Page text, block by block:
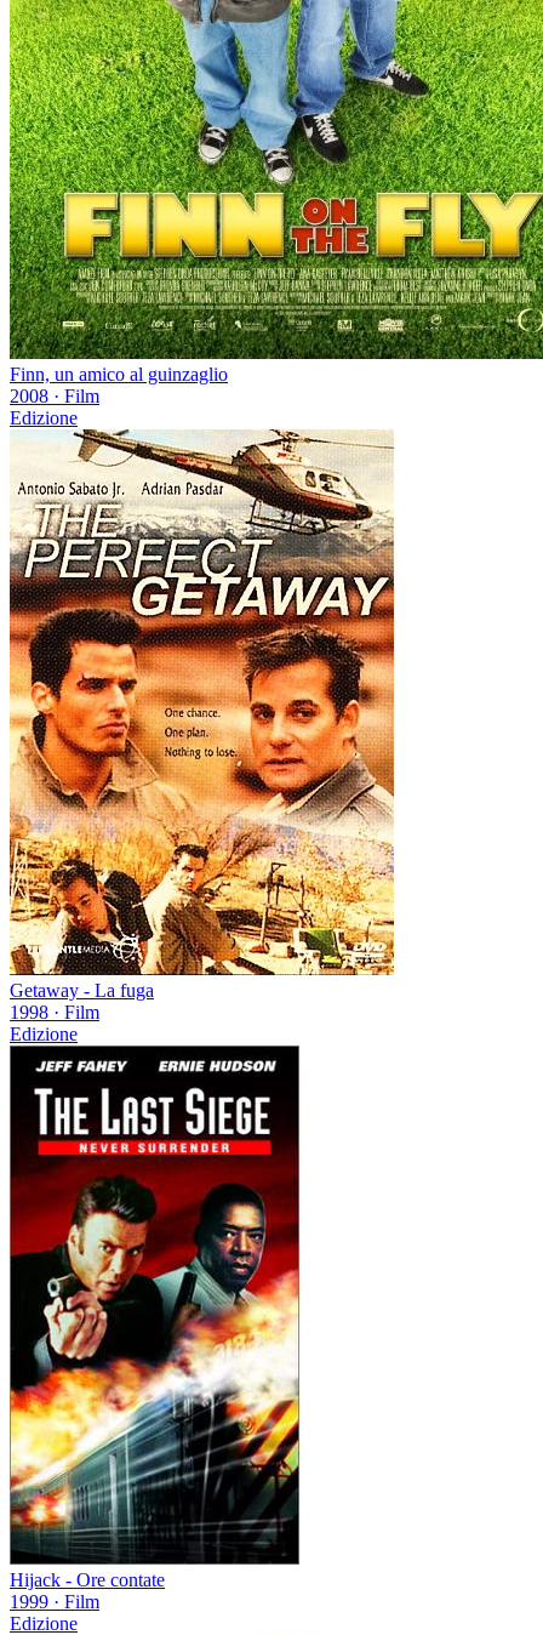
Finn, un amico al guinzaglio
2008 · Film
Edizione
Getaway - La fuga
1998 · Film
Edizione
Hijack - Ore contate
1999 · Film
Edizione